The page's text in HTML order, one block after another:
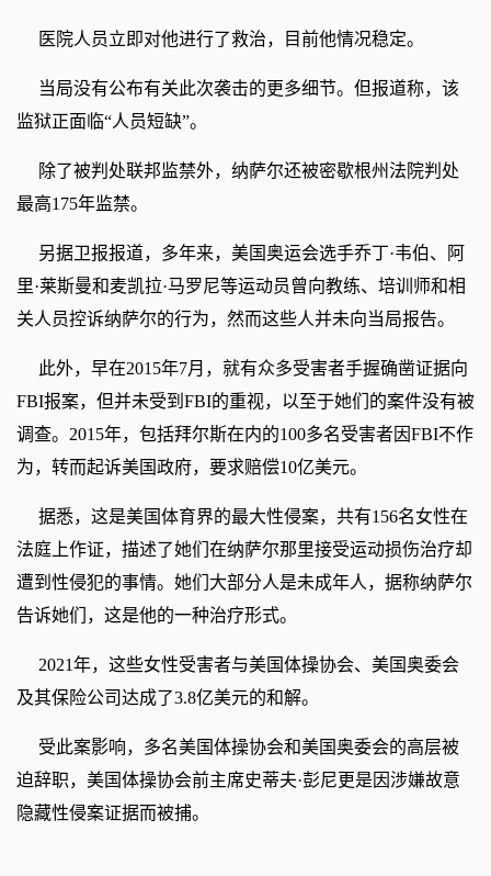
医院人员立即对他进行了救治，目前他情况稳定。
当局没有公布有关此次袭击的更多细节。但报道称，该
监狱正面临“人员短缺”。
除了被判处联邦监禁外，纳萨尔还被密歇根州法院判处
最高175年监禁。
另据卫报报道，多年来，美国奥运会选手乔丁·韦伯、阿
里·莱斯曼和麦凯拉·马罗尼等运动员曾向教练、培训师和相
关人员控诉纳萨尔的行为，然而这些人并未向当局报告。
此外，早在2015年7月，就有众多受害者手握确凿证据向
FBI报案，但并未受到FBI的重视，以至于她们的案件没有被
调查。2015年，包括拜尔斯在内的100多名受害者因FBI不作
为，转而起诉美国政府，要求赔偿10亿美元。
据悉，这是美国体育界的最大性侵案，共有156名女性在
法庭上作证，描述了她们在纳萨尔那里接受运动损伤治疗却
遭到性侵犯的事情。她们大部分人是未成年人，据称纳萨尔
告诉她们，这是他的一种治疗形式。
2021年，这些女性受害者与美国体操协会、美国奥委会
及其保险公司达成了3.8亿美元的和解。
受此案影响，多名美国体操协会和美国奥委会的高层被
迫辞职，美国体操协会前主席史蒂夫·彭尼更是因涉嫌故意
隐藏性侵案证据而被捕。